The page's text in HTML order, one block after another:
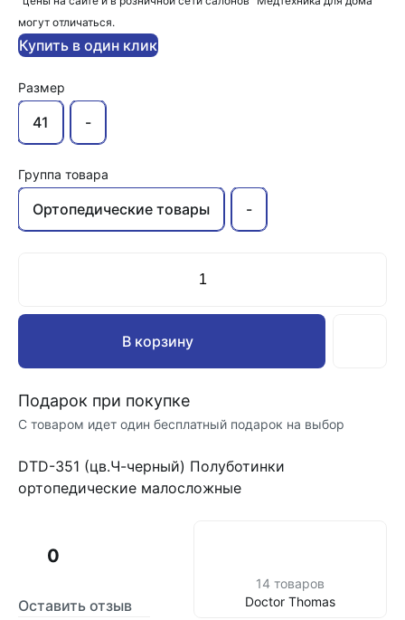
могут отличаться.
Купить в один клик
Размер
41 -
Группа товара
Ортопедические товары -
В корзину
Подарок при покупке
С товаром идет один бесплатный подарок на выбор
DTD-351 (цв.Ч-черный) Полуботинки
ортопедические малосложные
0
Оставить отзыв
14 товаров
Doctor Thomas